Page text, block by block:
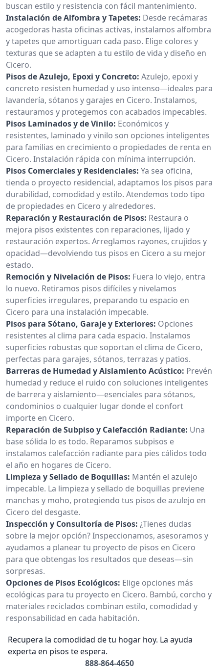
buscan estilo y resistencia con fácil mantenimiento.
Instalación de Alfombra y Tapetes: Desde recámaras
acogedoras hasta oficinas activas, instalamos alfombra
y tapetes que amortiguan cada paso. Elige colores y
texturas que se adapten a tu estilo de vida y diseño en
Cicero.
Pisos de Azulejo, Epoxi y Concreto: Azulejo, epoxi y
concreto resisten humedad y uso intenso—ideales para
lavandería, sótanos y garajes en Cicero. Instalamos,
restauramos y protegemos con acabados impecables.
Pisos Laminados y de Vinilo: Económicos y
resistentes, laminado y vinilo son opciones inteligentes
para familias en crecimiento o propiedades de renta en
Cicero. Instalación rápida con mínima interrupción.
Pisos Comerciales y Residenciales: Ya sea oficina,
tienda o proyecto residencial, adaptamos los pisos para
durabilidad, comodidad y estilo. Atendemos todo tipo
de propiedades en Cicero y alrededores.
Reparación y Restauración de Pisos: Restaura o
mejora pisos existentes con reparaciones, lijado y
restauración expertos. Arreglamos rayones, crujidos y
opacidad—devolviendo tus pisos en Cicero a su mejor
estado.
Remoción y Nivelación de Pisos: Fuera lo viejo, entra
lo nuevo. Retiramos pisos difíciles y nivelamos
superficies irregulares, preparando tu espacio en
Cicero para una instalación impecable.
Pisos para Sótano, Garaje y Exteriores: Opciones
resistentes al clima para cada espacio. Instalamos
superficies robustas que soportan el clima de Cicero,
perfectas para garajes, sótanos, terrazas y patios.
Barreras de Humedad y Aislamiento Acústico: Prevén
humedad y reduce el ruido con soluciones inteligentes
de barrera y aislamiento—esenciales para sótanos,
condominios o cualquier lugar donde el confort
importe en Cicero.
Reparación de Subpiso y Calefacción Radiante: Una
base sólida lo es todo. Reparamos subpisos e
instalamos calefacción radiante para pies cálidos todo
el año en hogares de Cicero.
Limpieza y Sellado de Boquillas: Mantén el azulejo
impecable. La limpieza y sellado de boquillas previene
manchas y moho, protegiendo tus pisos de azulejo en
Cicero del desgaste.
Inspección y Consultoría de Pisos: ¿Tienes dudas
sobre la mejor opción? Inspeccionamos, asesoramos y
ayudamos a planear tu proyecto de pisos en Cicero
para que obtengas los resultados que deseas—sin
sorpresas.
Opciones de Pisos Ecológicos: Elige opciones más
ecológicas para tu proyecto en Cicero. Bambú, corcho y
materiales reciclados combinan estilo, comodidad y
responsabilidad en cada habitación.
Recupera la comodidad de tu hogar hoy. La ayuda
experta en pisos te espera.
888-864-4650